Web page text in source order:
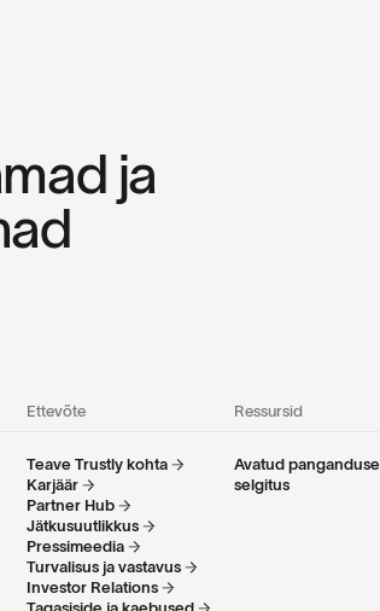
ja
Ettevõte
Teave Trustly kohta
Karjäär
Partner Hub
Jätkusuutlikkus
Pressimeedia
Turvalisus ja vastavus
Investor Relations
Ressursid
Avatud panganduse
selgitus